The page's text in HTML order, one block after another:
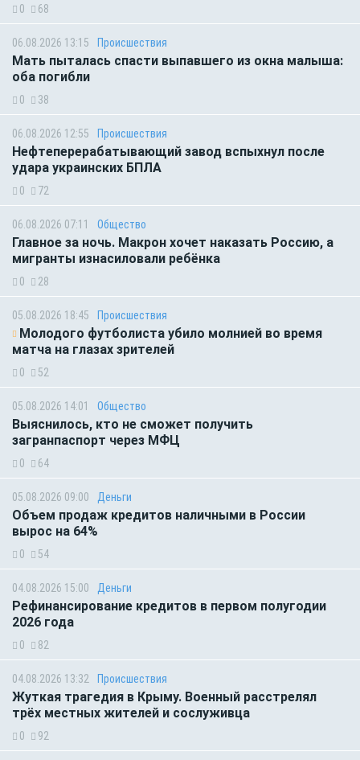
0 68
06.08.2026 13:15 Происшествия
Мать пыталась спасти выпавшего из окна малыша:
оба погибли
0 38
06.08.2026 12:55 Происшествия
Нефтеперерабатывающий завод вспыхнул после
удара украинских БПЛА
0 72
06.08.2026 07:11 Общество
Главное за ночь. Макрон хочет наказать Россию, а
мигранты изнасиловали ребёнка
0 28
05.08.2026 18:45 Происшествия
Молодого футболиста убило молнией во время
матча на глазах зрителей
0 52
05.08.2026 14:01 Общество
Выяснилось, кто не сможет получить
загранпаспорт через МФЦ
0 64
05.08.2026 09:00 Деньги
Объем продаж кредитов наличными в России
вырос на 64%
0 54
04.08.2026 15:00 Деньги
Рефинансирование кредитов в первом полугодии
2026 года
0 82
04.08.2026 13:32 Происшествия
Жуткая трагедия в Крыму. Военный расстрелял
трёх местных жителей и сослуживца
0 92